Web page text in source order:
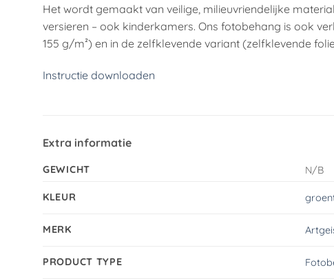
Het wordt gemaakt van veilige, milieuvriendelijke
versieren – ook kinderkamers. Ons fotobehang is ook
155 g/m²) en in de zelfklevende variant (zelfklevende
Instructie downloaden
Extra informatie
GEWICHT N/B
KLEUR
MERK
PRODUCT TYPE